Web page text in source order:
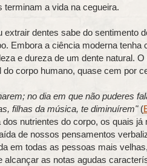
a vida na cegueira.
dentes sabe do sentimento
Embora a ciência moderna tenha
e dureza de um dente natural.
corpo humano, quase cem por
no dia em que não puderes
filhas da música, te diminuírem"(
nutrientes do corpo, os quais já
de nossos pensamentos
em todas as pessoas mais
alcançar as notas agudas